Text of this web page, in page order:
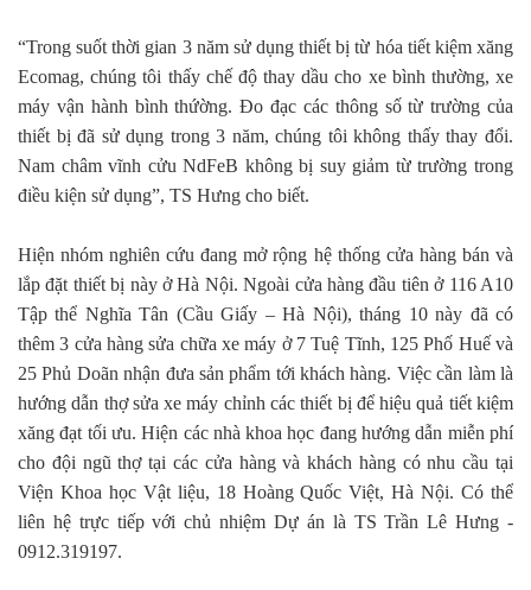
“Trong suốt thời gian 3 năm sử dụng thiết bị từ hóa tiết kiệm xăng
Ecomag, chúng tôi thấy chế độ thay dầu cho xe bình thường, xe
máy vận hành bình thứờng. Đo đạc các thông số từ trường của
thiết bị đã sử dụng trong 3 năm, chúng tôi không thấy thay đổi.
Nam châm vĩnh cửu NdFeB không bị suy giảm từ trường trong
điều kiện sử dụng”, TS Hưng cho biết.
Hiện nhóm nghiên cứu đang mở rộng hệ thống cửa hàng bán và
lắp đặt thiết bị này ở Hà Nội. Ngoài cửa hàng đầu tiên ở 116 A10
Tập thể Nghĩa Tân (Cầu Giấy – Hà Nội), tháng 10 này đã có
thêm 3 cửa hàng sửa chữa xe máy ở 7 Tuệ Tĩnh, 125 Phố Huế và
25 Phủ Doãn nhận đưa sản phẩm tới khách hàng. Việc cần làm là
hướng dẫn thợ sửa xe máy chỉnh các thiết bị để hiệu quả tiết kiệm
xăng đạt tối ưu. Hiện các nhà khoa học đang hướng dẫn miễn phí
cho đội ngũ thợ tại các cửa hàng và khách hàng có nhu cầu tại
Viện Khoa học Vật liệu, 18 Hoàng Quốc Việt, Hà Nội. Có thể
liên hệ trực tiếp với chủ nhiệm Dự án là TS Trần Lê Hưng -
0912.319197.